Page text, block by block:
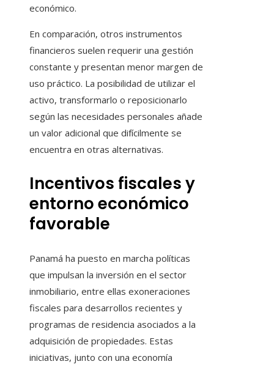
económico.
En comparación, otros instrumentos
financieros suelen requerir una gestión
constante y presentan menor margen de
uso práctico. La posibilidad de utilizar el
activo, transformarlo o reposicionarlo
según las necesidades personales añade
un valor adicional que difícilmente se
encuentra en otras alternativas.
Incentivos fiscales y
entorno económico
favorable
Panamá ha puesto en marcha políticas
que impulsan la inversión en el sector
inmobiliario, entre ellas exoneraciones
fiscales para desarrollos recientes y
programas de residencia asociados a la
adquisición de propiedades. Estas
iniciativas, junto con una economía